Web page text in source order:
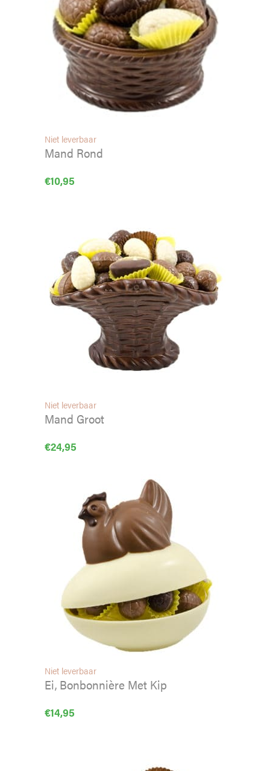
Niet leverbaar
Mand Rond
€10,95
Niet leverbaar
Mand Groot
€24,95
Niet leverbaar
Ei, Bonbonnière Met Kip
€14,95